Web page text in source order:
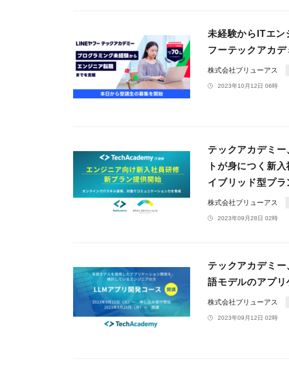
未経験からITエン
フーテックアカ
株式会社ブリューアス
2023年10月12日 06時
テックアカデミ
トが身につく新
イブリッド型プラ
株式会社ブリューアス
2023年09月28日 02時
テックアカデミ
語モデルのアプリ
株式会社ブリューアス
2023年09月12日 02時